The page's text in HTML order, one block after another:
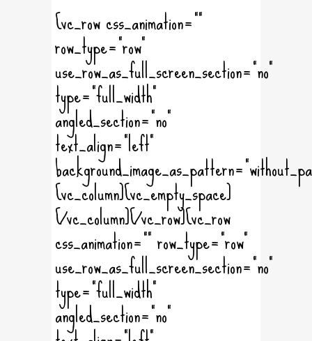
[vc_row css_animation=""
row_type="row"
use_row_as_full_screen_section="no"
type="full_width"
angled_section="no"
text_align="left"
[vc_column][vc_empty_space]
[/vc_column][/vc_row][vc_row
css_animation="" row_type="row"
use_row_as_full_screen_section="no"
type="full_width"
angled_section="no"